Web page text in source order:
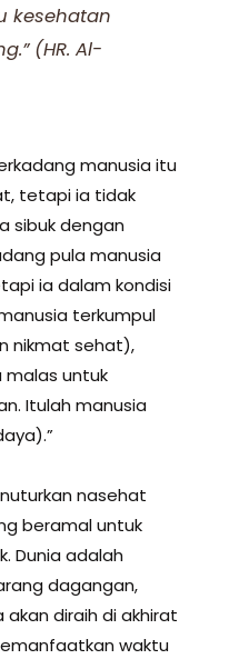
kesehatan
(HR. Al-
manusia itu
tetapi ia tidak
sibuk dengan
pula manusia
ia dalam kondisi
terkumpul
nikmat sehat),
malas untuk
Itulah manusia
nasehat
beramal untuk
Dunia adalah
dagangan,
diraih di akhirat
waktu